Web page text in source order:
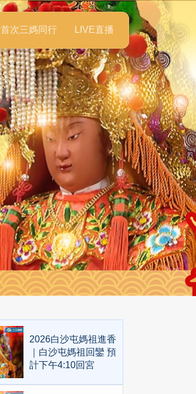
首次三媽同行 LIVE直播
2026白沙屯媽祖進香
｜白沙屯媽祖回鑾 預
計下午4:10回宮